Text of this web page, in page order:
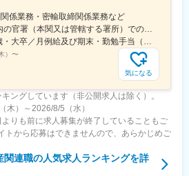
係業務・密輸取締関係業務など
） 〜
気になる
ングしています（非公開求人は除く）。
木）～2026/8/5（水）
りも前に求人募集が終了していることもご
トから応募はできませんので、あらかじめご
関連職の人気求人ランキングを詳